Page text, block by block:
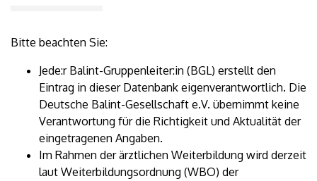
Bitte beachten Sie:
Jede:r Balint-Gruppenleiter:in (BGL) erstellt den
Eintrag in dieser Datenbank eigenverantwortlich. Die
Deutsche Balint-Gesellschaft e.V. übernimmt keine
Verantwortung für die Richtigkeit und Aktualität der
eingetragenen Angaben.
Im Rahmen der ärztlichen Weiterbildung wird derzeit
laut Weiterbildungsordnung (WBO) der